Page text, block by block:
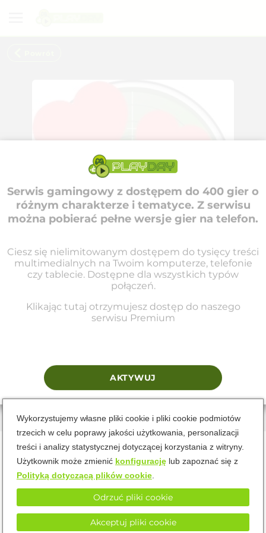
Flirt Radar
Serwis gamingowy z dostępem do 400 gier o
różnym charakterze i tematyce. Z serwisu
można pobierać pełne wersje gier na telefon.
Ciesz się nielimitowanym dostępem do tysięcy treści
multimedialnych na Twoim komputerze, telefonie
czy tablecie. Dostępne dla wszystkich typów
połączeń.
Klikając tutaj otrzymujesz dostęp do naszego
serwisu Premium
AKTYWUJ
Wykorzystujemy własne pliki cookie i pliki cookie podmiotów
trzecich w celu poprawy jakości użytkowania, personalizacji
treści i analizy statystycznej dotyczącej korzystania z witryny.
Użytkownik może zmienić konfiguracjęlub zapoznać się z
Polityką dotyczącą plików cookie.
Akceptuj pliki cookie
Odrzuć pliki cookie
Polityka Prywatności